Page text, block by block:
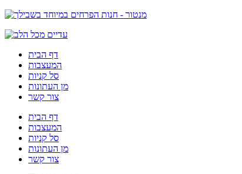
דף הבית
המעצבות
סל קניות
מן העתונות
צור קשר
דף הבית
המעצבות
סל קניות
מן העתונות
צור קשר